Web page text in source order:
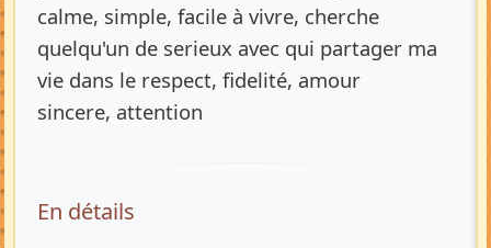
calme, simple, facile à vivre, cherche
quelqu'un de serieux avec qui partager ma
vie dans le respect, fidelité, amour
sincere, attention
En détails